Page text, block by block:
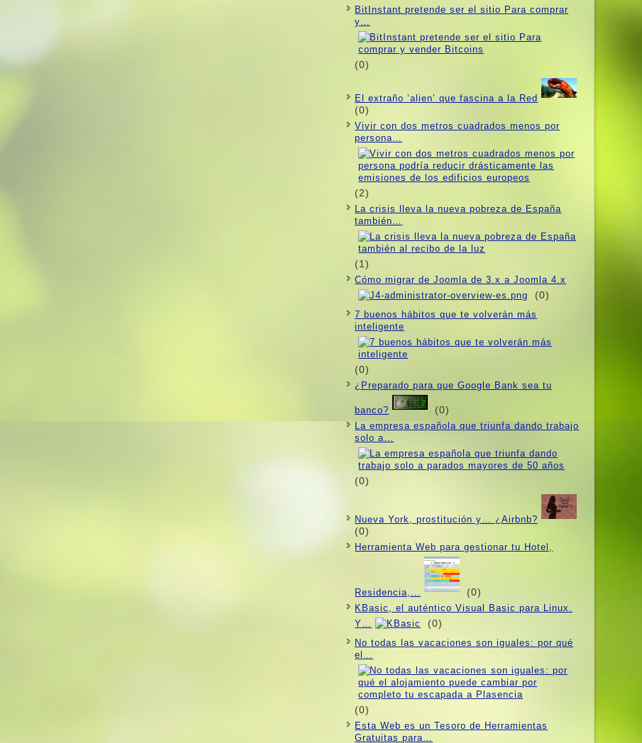
BitInstant pretende ser el sitio Para comprar
y…
(0)
El extraño ‘alien’ que fascina a la Red
(0)
Vivir con dos metros cuadrados menos por
persona…
(2)
La crisis lleva la nueva pobreza de España
también…
(1)
Cómo migrar de Joomla de 3.x a Joomla 4.x
(0)
7 buenos hábitos que te volverán más
inteligente
(0)
¿Preparado para que Google Bank sea tu
banco? (0)
La empresa española que triunfa dando trabajo
solo a…
(0)
Nueva York, prostitución y… ¿Airbnb?
(0)
Herramienta Web para gestionar tu Hotel,
Residencia,… (0)
KBasic, el auténtico Visual Basic para Linux.
Y…
(0)
No todas las vacaciones son iguales: por qué
el…
(0)
Esta Web es un Tesoro de Herramientas
Gratuitas para…